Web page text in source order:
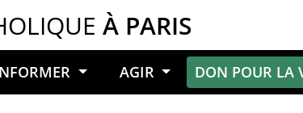
À PARIS
AGIR DON POUR LA